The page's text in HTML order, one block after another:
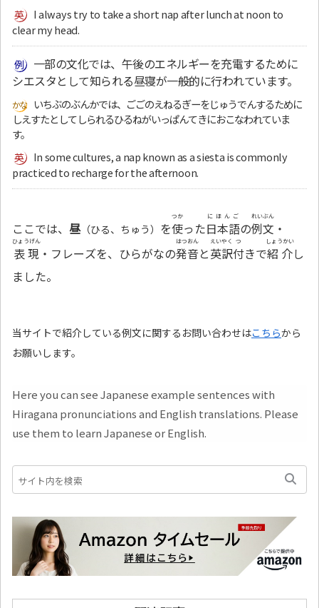
I always try to take a short nap after lunch at noon to
clear my head.
一部の文化では、午後のエネルギーを充電するために
シエスタとして知られる昼寝が一般的に行われています。
いちぶのぶんかでは、ごごのえねるぎーをじゅうでんするために
しえすたとしてしられるひるねがいっぱんてきにおこなわれていま
す。
In some cultures, a nap known as a siesta is commonly
practiced to recharge for the afternoon.
ここでは、 昼（ひる、ちゅう） を使
つか
った日本語
にほんご
の例文
れいぶん
・
表現
ひょうげん
・フレーズを、ひらがなの発音
はつおん
と英訳
えいやく
付
つ
きで紹介
しょうかい
し
ました。
当サイトで紹介している例文に関するお問い合わせはこちらから
お願いします。
Here you can see Japanese example sentences with
Hiragana pronunciations and English translations. Please
use them to learn Japanese or English.